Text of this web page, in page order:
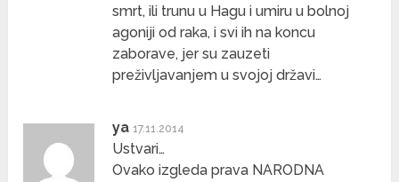
smrt, ili trunu u Hagu i umiru u bolnoj
agoniji od raka, i svi ih na koncu
zaborave, jer su zauzeti
preživljavanjem u svojoj državi…
ya 17.11.2014
Ustvari…
Ovako izgleda prava NARODNA